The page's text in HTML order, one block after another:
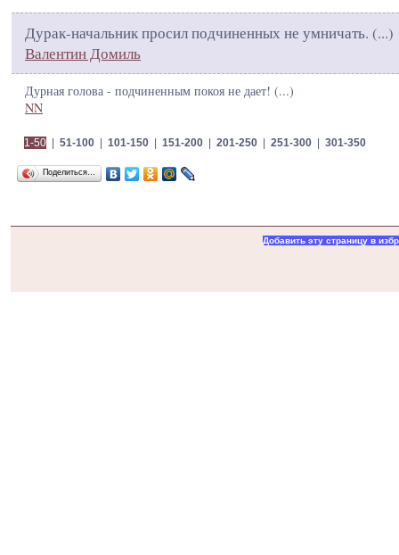
Дурак-начальник просил подчиненных не умничать. (...)
Валентин Домиль
Дурная голова - подчиненным покоя не дает! (...)
NN
1-50| 51-100| 101-150| 151-200| 201-250| 251-300| 301-350
Поделиться…
Добавить эту страницу в